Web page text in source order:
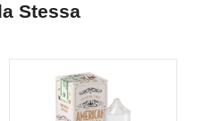
Stessa
NON DISPONIBILE